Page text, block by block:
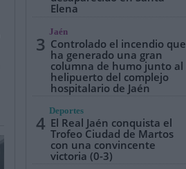
Elena
3
Jaén
Controlado el incendio que
ha generado una gran
columna de humo junto al
helipuerto del complejo
hospitalario de Jaén
4
Deportes
El Real Jaén conquista el
Trofeo Ciudad de Martos
con una convincente
victoria (0-3)